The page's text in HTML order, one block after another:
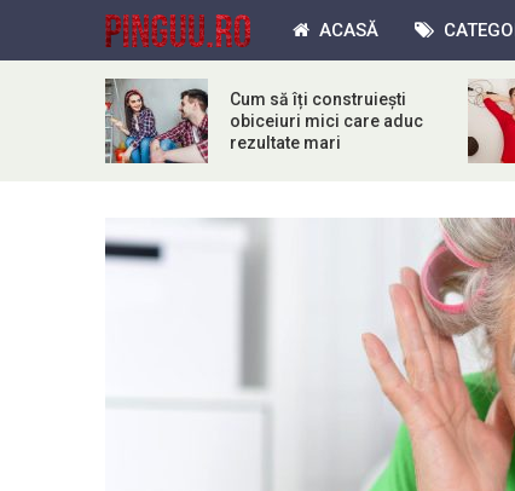
ACASĂ
Cum să îți construiești
obiceiuri mici care aduc
rezultate mari